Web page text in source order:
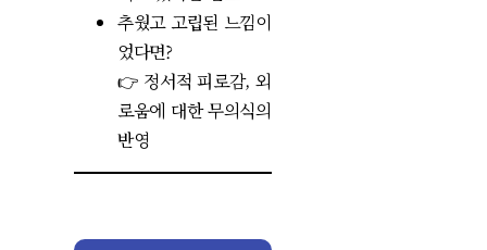
추웠고 고립된 느낌이
었다면?
👉 정서적 피로감, 외
로움에 대한 무의식의
반영